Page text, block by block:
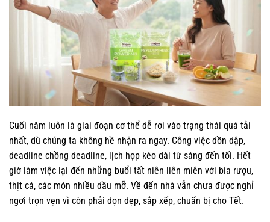
Cuối năm luôn là giai đoạn cơ thể dễ rơi vào trạng thái quá tải
nhất, dù chúng ta không hề nhận ra ngay. Công việc dồn dập,
deadline chồng deadline, lịch họp kéo dài từ sáng đến tối. Hết
giờ làm việc lại đến những buổi tất niên liên miên với bia rượu,
thịt cá, các món nhiều dầu mỡ. Về đến nhà vẫn chưa được nghỉ
ngơi trọn vẹn vì còn phải dọn dẹp, sắp xếp, chuẩn bị cho Tết.